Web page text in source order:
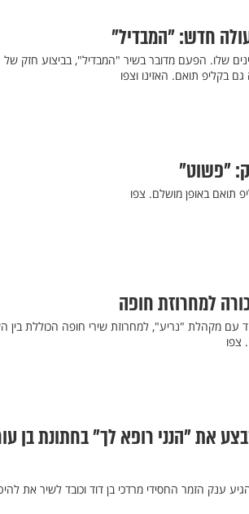
חדש: "המבדיל"
שלו. הפעם מדובר בשיר "המבדיל", בביצוע חזק של
בקליפ תואם. האזינו וצפו
"פשוט"
תואם באופן מושלם. צפו
למחרוזת חופה
עם מקהלת "נריע", למחרוזת שירי חופה הכוללת בין
צפו
את "הנני רופא לך" בחתונת בן
ענק הזמר החסידי מרדכי בן דוד וכובד לשיר את